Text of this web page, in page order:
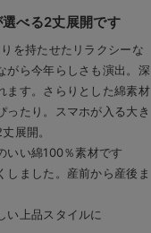
べる2丈展開です
を持たせたリラクシーな
がら今年らしさも演出。深
ます。さらりとした綿素材
ったり。スマホが入る大き
展開。
いい綿100％素材です
しました。産前から産後ま
い上品スタイルに